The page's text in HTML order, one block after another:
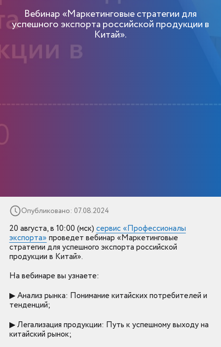
Вебинар «Маркетинговые стратегии для
успешного экспорта российской продукции в
Китай».
Опубликовано: 07.08.2024
20 августа, в 10:00 (мск) сервис «Профессионалы
экспорта» проведет вебинар «Маркетинговые
стратегии для успешного экспорта российской
продукции в Китай».
На вебинаре вы узнаете:
▶ Анализ рынка: Понимание китайских потребителей и
тенденций;
▶ Легализация продукции: Путь к успешному выходу на
китайский рынок;